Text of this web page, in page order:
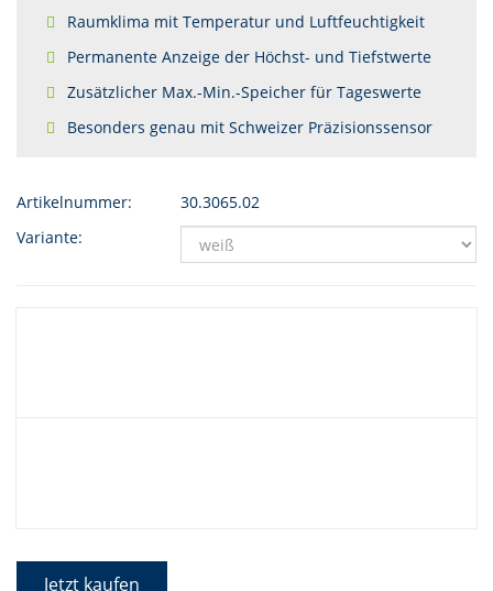
Raumklima mit Temperatur und Luftfeuchtigkeit
Permanente Anzeige der Höchst- und Tiefstwerte
Zusätzlicher Max.-Min.-Speicher für Tageswerte
Besonders genau mit Schweizer Präzisionssensor
Artikelnummer:
30.3065.02
Variante:
Jetzt kaufen